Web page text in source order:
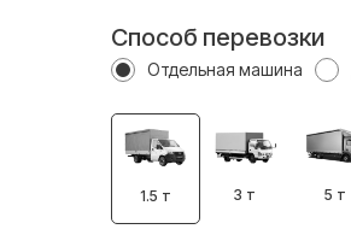
Способ перевозки
Отдельная машина
1.5 т 3 т 5 т